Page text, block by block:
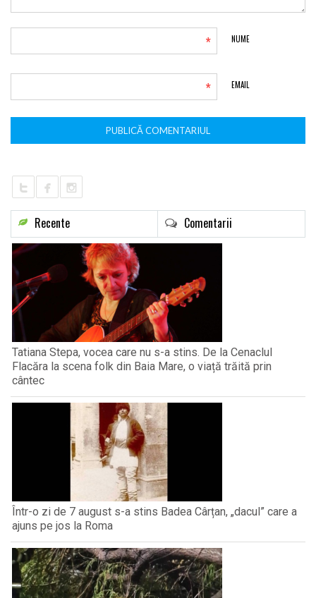
NUME
*
EMAIL
*
Recente Comentarii
Tatiana Stepa, vocea care nu s-a stins. De la Cenaclul
Flacăra la scena folk din Baia Mare, o viață trăită prin
cântec
Într-o zi de 7 august s-a stins Badea Cârțan, „dacul” care a
ajuns pe jos la Roma